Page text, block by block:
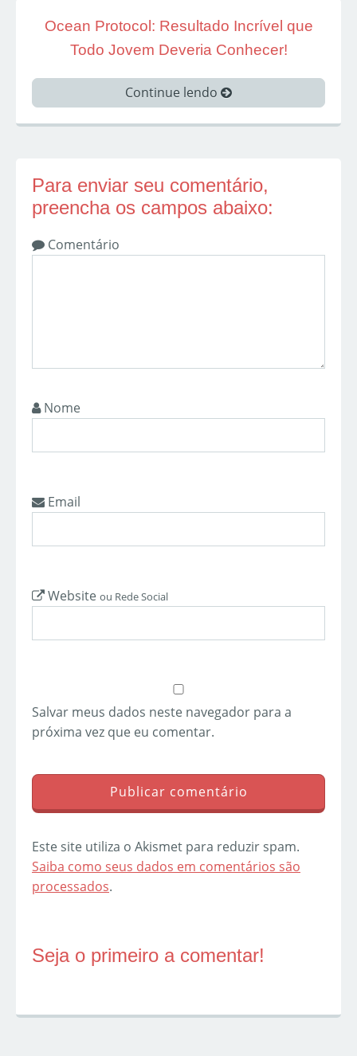
Ocean Protocol: Resultado Incrível que
Todo Jovem Deveria Conhecer!
Continue lendo
Para enviar seu comentário,
preencha os campos abaixo:
Comentário
Nome
Email
Website ou Rede Social
Salvar meus dados neste navegador para a
próxima vez que eu comentar.
Este site utiliza o Akismet para reduzir spam.
Saiba como seus dados em comentários são
processados.
Seja o primeiro a comentar!